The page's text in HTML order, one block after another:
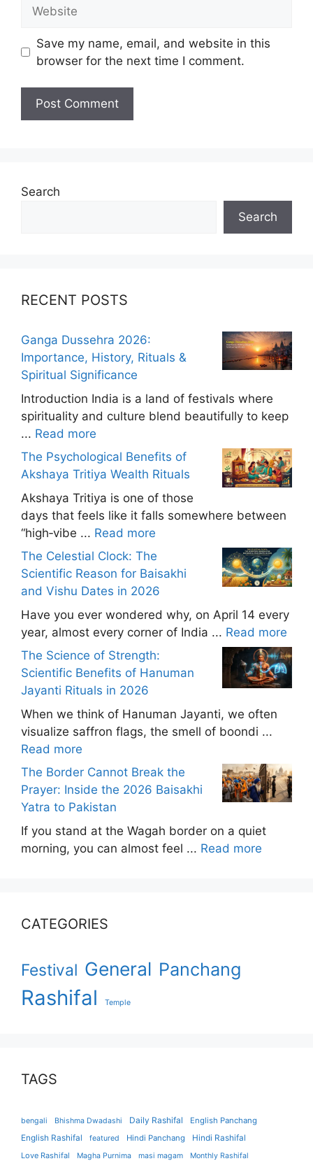
Save my name, email, and website in this
browser for the next time I comment.
Search
Search
RECENT POSTS
Ganga Dussehra 2026:
Importance, History, Rituals &
Spiritual Significance
Introduction India is a land of festivals where
spirituality and culture blend beautifully to keep
... Read more
The Psychological Benefits of
Akshaya Tritiya Wealth Rituals
Akshaya Tritiya is one of those
days that feels like it falls somewhere between
“high‑vibe ... Read more
The Celestial Clock: The
Scientific Reason for Baisakhi
and Vishu Dates in 2026
Have you ever wondered why, on April 14 every
year, almost every corner of India ... Read more
The Science of Strength:
Scientific Benefits of Hanuman
Jayanti Rituals in 2026
When we think of Hanuman Jayanti, we often
visualize saffron flags, the smell of boondi ...
Read more
The Border Cannot Break the
Prayer: Inside the 2026 Baisakhi
Yatra to Pakistan
If you stand at the Wagah border on a quiet
morning, you can almost feel ... Read more
CATEGORIES
Festival General Panchang
Rashifal Temple
TAGS
bengali Bhishma Dwadashi Daily Rashifal
English Panchang
English Rashifal
featured Hindi Panchang
Hindi Rashifal
Love Rashifal
Magha Purnima masi magam Monthly Rashifal